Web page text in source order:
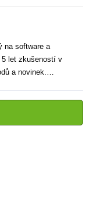
na software a
let zkušeností v
a novinek.
a využít